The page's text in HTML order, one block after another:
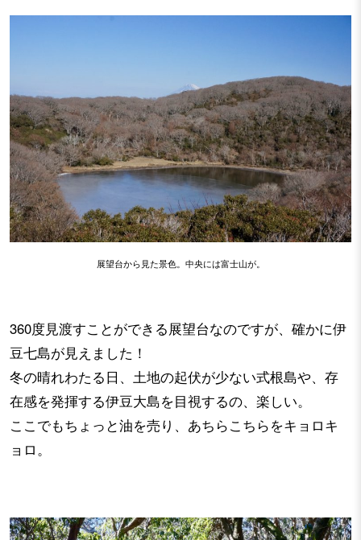
展望台から見た景色。中央には富士山が。
360度見渡すことができる展望台なのですが、確かに伊
豆七島が見えました！
冬の晴れわたる日、土地の起伏が少ない式根島や、存
在感を発揮する伊豆大島を目視するの、楽しい。
ここでもちょっと油を売り、あちらこちらをキョロキ
ョロ。